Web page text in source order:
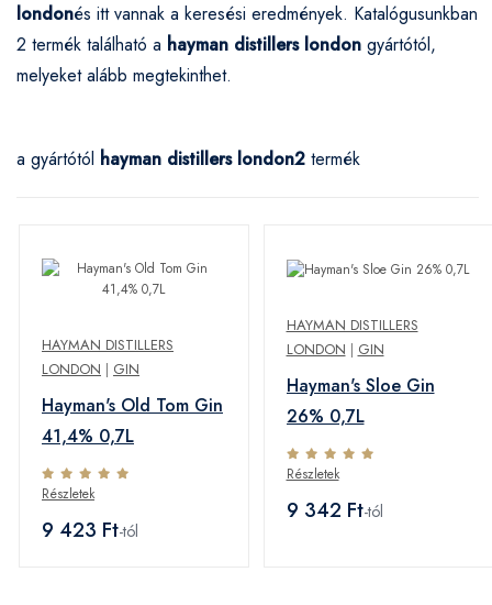
londonés itt vannak a keresési eredmények. Katalógusunkban
2 termék található a hayman distillers london gyártótól,
melyeket alább megtekinthet.
a gyártótól hayman distillers london2 termék
HAYMAN DISTILLERS
LONDON | GIN
Hayman's Old Tom Gin
41,4% 0,7L
Részletek
9 423 Ft-tól
HAYMAN DISTILLERS
LONDON | GIN
Hayman's Sloe Gin
26% 0,7L
Részletek
9 342 Ft-tól